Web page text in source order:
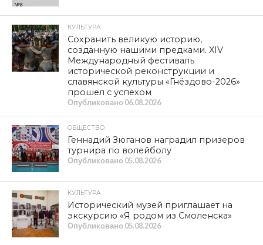
КУЛЬТУРА
Сохранить великую историю,
созданную нашими предками. XIV
Международный фестиваль
исторической реконструкции и
славянской культуры «Гнёздово-2026»
прошел с успехом
Опубликовано 06.08.2026
ОБЩЕСТВО
Геннадий Зюганов наградил призеров
турнира по волейболу
Опубликовано 05.08.2026
КУЛЬТУРА
Исторический музей приглашает на
экскурсию «Я родом из Смоленска»
Опубликовано 05.08.2026